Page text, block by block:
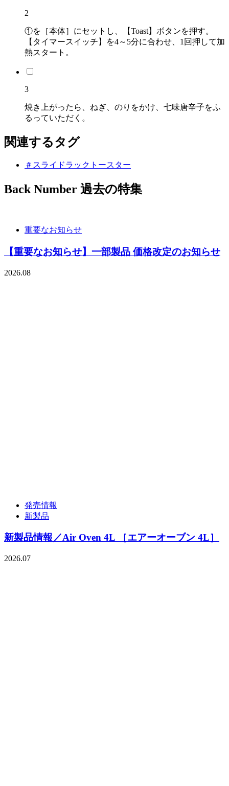
2
①を［本体］にセットし、【Toast】ボタンを押す。
【タイマースイッチ】を4～5分に合わせ、1回押して加
熱スタート。
3
焼き上がったら、ねぎ、のりをかけ、七味唐辛子をふ
るっていただく。
関連するタグ
＃スライドラックトースター
Back Number 過去の特集
重要なお知らせ
【重要なお知らせ】一部製品 価格改定のお知らせ
2026.08
発売情報
新製品
新製品情報／Air Oven 4L ［エアーオーブン 4L］
2026.07